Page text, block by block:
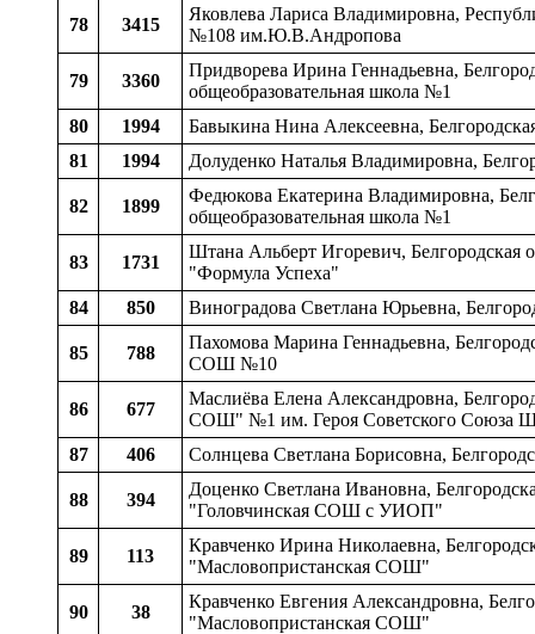
78 3415
Яковлева Лариса Владимировна,
№108 им.Ю.В.Андропова
79 3360
Придворева Ирина Геннадьевна,
общеобразовательная школа №1
80
1994
Бавыкина Нина Алексеевна,
81
1994 Долуденко Наталья Владимировна,
82 1899
Федюкова Екатерина Владимировна,
общеобразовательная школа №1
83 1731
Штана Альберт Игоревич,
"Формула Успеха"
84
850 Виноградова Светлана Юрьевна,
85 788
Пахомова Марина Геннадьевна,
СОШ №10
86 677
Маслиёва Елена Александровна,
СОШ" №1 им. Героя Советского Союза
87
406 Солнцева Светлана Борисовна,
88 394
Доценко Светлана Ивановна,
"Головчинская СОШ с УИОП"
89 113
Кравченко Ирина Николаевна,
"Масловопристанская СОШ"
90 38
Кравченко Евгения Александровна,
"Масловопристанская СОШ"